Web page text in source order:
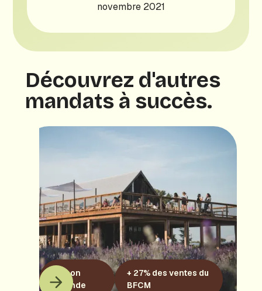
novembre 2021
Découvrez d'autres
mandats à succès.
Maison
Lavande
+ 27% des ventes du
BFCM